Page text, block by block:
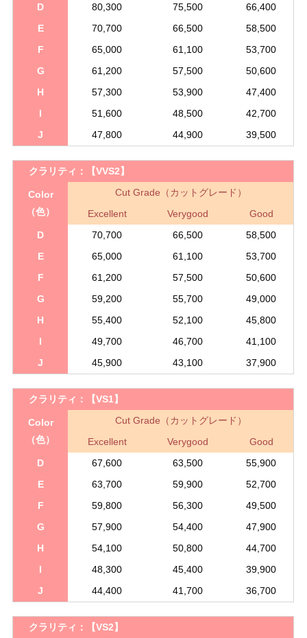
D
80,300 75,500
66,400
E
70,700 66,500
58,500
F
65,000 61,100
53,700
G
61,200 57,500
50,600
H
57,300 53,900
47,400
I
51,600 48,500
42,700
J
47,800 44,900 39,500
クラリティ： 【VVS2】
Color
（色）
Cut Grade（カットグレード）
Excellent
Verygood
Good
D
70,700 66,500
58,500
E
65,000 61,100
53,700
F
61,200 57,500
50,600
G
59,200 55,700
49,000
H
55,400 52,100
45,800
I
49,700 46,700
41,100
J
45,900 43,100 37,900
クラリティ： 【VS1】
Color
（色）
Cut Grade（カットグレード）
Excellent
Verygood
Good
D
67,600 63,500
55,900
E
63,700 59,900
52,700
F
59,800 56,300
49,500
G
57,900 54,400
47,900
H
54,100 50,800
44,700
I
48,300 45,400
39,900
J
44,400 41,700 36,700
クラリティ： 【VS2】